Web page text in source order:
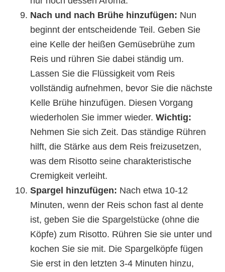
Nach und nach Brühe hinzufügen: Nun
beginnt der entscheidende Teil. Geben Sie
eine Kelle der heißen Gemüsebrühe zum
Reis und rühren Sie dabei ständig um.
Lassen Sie die Flüssigkeit vom Reis
vollständig aufnehmen, bevor Sie die nächste
Kelle Brühe hinzufügen. Diesen Vorgang
wiederholen Sie immer wieder. Wichtig:
Nehmen Sie sich Zeit. Das ständige Rühren
hilft, die Stärke aus dem Reis freizusetzen,
was dem Risotto seine charakteristische
Cremigkeit verleiht.
Spargel hinzufügen: Nach etwa 10-12
Minuten, wenn der Reis schon fast al dente
ist, geben Sie die Spargelstücke (ohne die
Köpfe) zum Risotto. Rühren Sie sie unter und
kochen Sie sie mit. Die Spargelköpfe fügen
Sie erst in den letzten 3-4 Minuten hinzu,